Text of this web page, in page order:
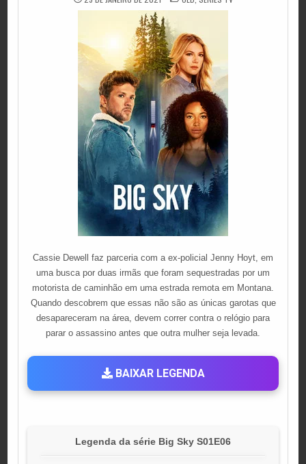
IN
Cassie Dewell faz parceria com a ex-policial Jenny Hoyt, em
uma busca por duas irmãs que foram sequestradas por um
motorista de caminhão em uma estrada remota em Montana.
Quando descobrem que essas não são as únicas garotas que
desapareceram na área, devem correr contra o relógio para
parar o assassino antes que outra mulher seja levada.
BAIXAR LEGENDA
Legenda da série Big Sky S01E06